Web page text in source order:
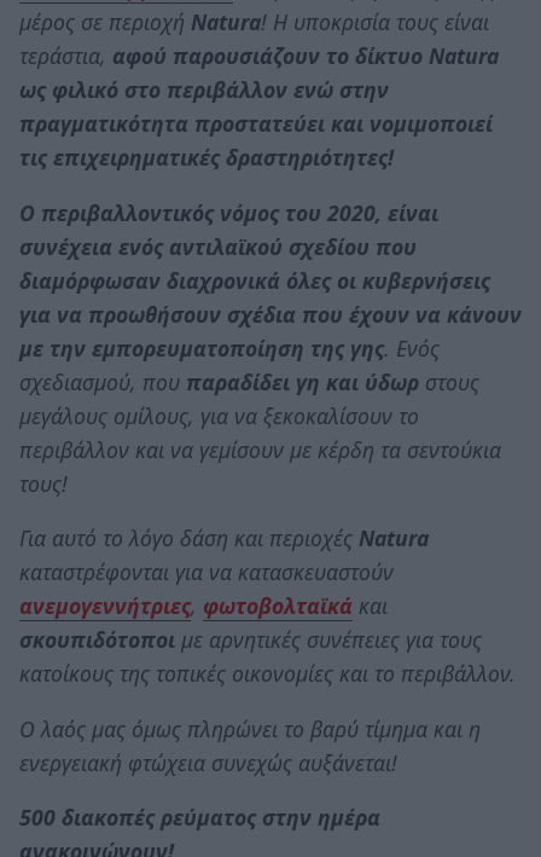
μέρος σε περιοχή Νatura! Η υποκρισία τους είναι
τεράστια, αφού παρουσιάζουν το δίκτυο Νatura
ως φιλικό στο περιβάλλον ενώ στην
πραγματικότητα προστατεύει και νομιμοποιεί
τις επιχειρηματικές δραστηριότητες!
Ο περιβαλλοντικός νόμος του 2020, είναι
συνέχεια ενός αντιλαϊκού σχεδίου που
διαμόρφωσαν διαχρονικά όλες οι κυβερνήσεις
για να προωθήσουν σχέδια που έχουν να κάνουν
με την εμπορευματοποίηση της γης. Ενός
σχεδιασμού, που παραδίδει γη και ύδωρ στους
μεγάλους ομίλους, για να ξεκοκαλίσουν το
περιβάλλον και να γεμίσουν με κέρδη τα σεντούκια
τους!
Για αυτό το λόγο δάση και περιοχές Νatura
καταστρέφονται για να κατασκευαστούν
ανεμογεννήτριες, φωτοβολταϊκά και
σκουπιδότοποι με αρνητικές συνέπειες για τους
κατοίκους της τοπικές οικονομίες και το περιβάλλον.
Ο λαός μας όμως πληρώνει το βαρύ τίμημα και η
ενεργειακή φτώχεια συνεχώς αυξάνεται!
500 διακοπές ρεύματος στην ημέρα